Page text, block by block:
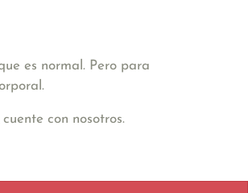
es normal. Pero para
con nosotros.